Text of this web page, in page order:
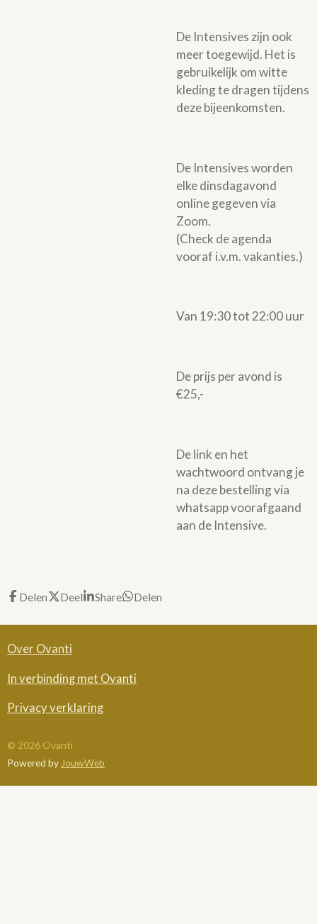
De Intensives zijn ook
meer toegewijd. Het is
gebruikelijk om witte
kleding te dragen tijdens
deze bijeenkomsten.
De Intensives worden
elke dinsdagavond
online gegeven via
Zoom.
(Check de agenda
vooraf i.v.m. vakanties.)
Van 19:30 tot 22:00 uur
De prijs per avond is
€25,-
De link en het
wachtwoord ontvang je
na deze bestelling via
whatsapp voorafgaand
aan de Intensive.
Delen Deel Share Delen
Over Ovanti
In verbinding met Ovanti
Privacy verklaring
© 2026 Ovanti
Powered by JouwWeb